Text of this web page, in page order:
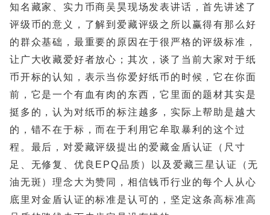
知名藏家、实力币商吴昊现场发表讲话，首先讲述了
评级币的意义，了解到爱藏评级之所以赢得有那么好
的群众基础，最重要的原因在于很严格的评级标准，
让广大收藏爱好者放心；其次，谈了当前大家对于纸
币开标的认知，表示当你爱好纸币的时候，它在你面
前，它是一个有血有肉的东西，它里面的题材其实是
挺多的，认为对纸币的标注越多，实际上帮助是越大
的，错不在于标，而在于利用它牟取暴利的这个过
程。最后，对爱藏评级提出的爱藏金盾认证（尺寸
足、无修复、优良EPQ品质）以及爱藏三星认证（无
油无斑）理念大为赞同，相信钱币行业的每个人从心
底里对金盾认证的标准是认可的，坚定这条高标准高